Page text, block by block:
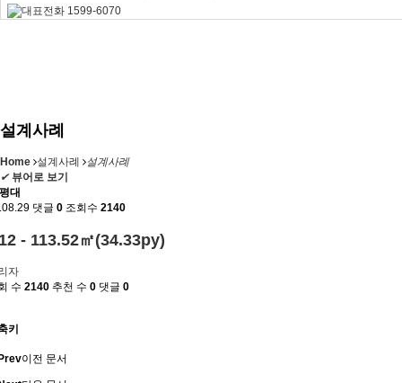
설계사례
Home 설계사례
설계사례
✔ 뷰어로 보기
대
댓글 0 조회수 2140
- 113.52㎡(34.33py)
자
수 2140 추천 수 0 댓글 0
키
이전 문서